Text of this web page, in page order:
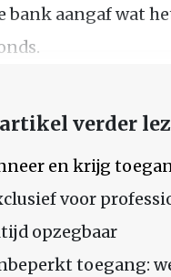
bank aangaf wat
verder
en krijg
voor
opzegbaar
toegang: